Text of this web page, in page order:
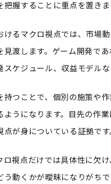
握することに重点を置きま
けるマクロ視点では、市場
見渡します。ゲーム開発で
スケジュール、収益モデルな
持つことで、個別の施策や
ようになります。目先の作業
が身についている証拠です
ロ視点だけでは具体性に欠
う動くかが曖昧になりがち